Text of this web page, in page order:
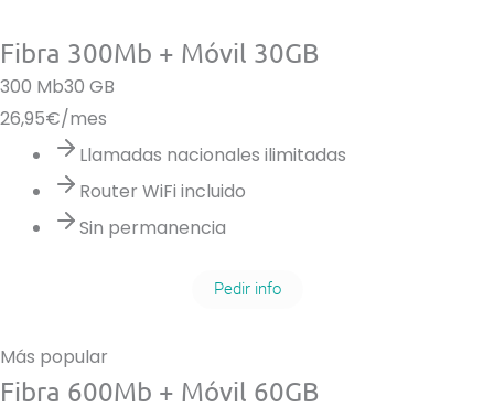
Fibra 300Mb + Móvil 30GB
300 Mb30 GB
26,95€/mes
Llamadas nacionales ilimitadas
Router WiFi incluido
Sin permanencia
Pedir info
Más popular
Fibra 600Mb + Móvil 60GB